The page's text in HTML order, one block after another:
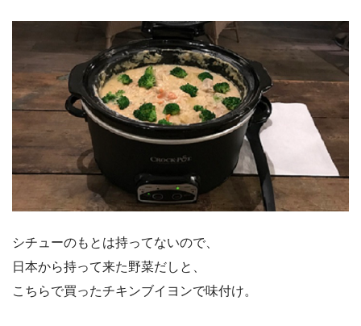
シチューのもとは持ってないので、
日本から持って来た野菜だしと、
こちらで買ったチキンブイヨンで味付け。